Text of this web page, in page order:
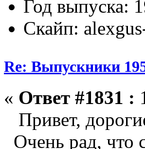
Год выпуска:
Скайп:
Re: Выпускники
« Ответ #1831 :
Привет,
Очень рад, что